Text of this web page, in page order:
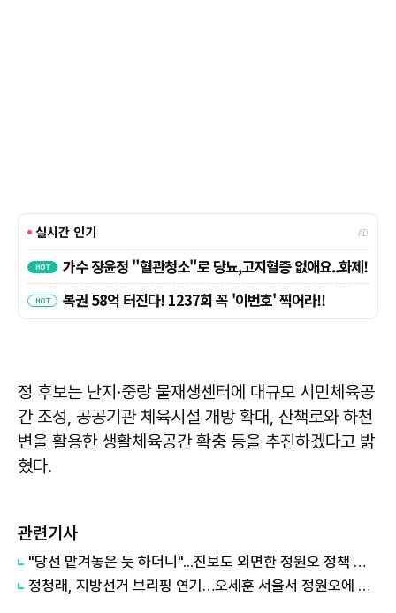
정 후보는 난지·중랑 물재생센터에 대규모 시민체육공
간 조성, 공공기관 체육시설 개방 확대, 산책로와 하천
변을 활용한 생활체육공간 확충 등을 추진하겠다고 밝
혔다.
관련기사
"당선 맡겨놓은 듯 하더니"...진보도 외면한 정원오 정책 답변표
정청래, 지방선거 브리핑 연기…오세훈 서울서 정원오에 역전